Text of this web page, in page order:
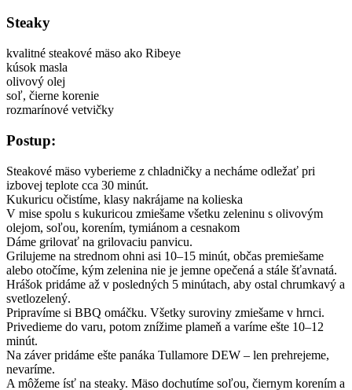
Steaky
kvalitné steakové mäso ako Ribeye
kúsok masla
olivový olej
soľ, čierne korenie
rozmarínové vetvičky
Postup:
Steakové mäso vyberieme z chladničky a necháme odležať pri
izbovej teplote cca 30 minút.
Kukuricu očistíme, klasy nakrájame na kolieska
V mise spolu s kukuricou zmiešame všetku zeleninu s olivovým
olejom, soľou, korením, tymiánom a cesnakom
Dáme grilovať na grilovaciu panvicu.
Grilujeme na strednom ohni asi 10–15 minút, občas premiešame
alebo otočíme, kým zelenina nie je jemne opečená a stále šťavnatá.
Hrášok pridáme až v posledných 5 minútach, aby ostal chrumkavý a
svetlozelený.
Pripravíme si BBQ omáčku. Všetky suroviny zmiešame v hrnci.
Privedieme do varu, potom znížime plameň a varíme ešte 10–12
minút.
Na záver pridáme ešte panáka Tullamore DEW – len prehrejeme,
nevaríme.
A môžeme ísť na steaky. Mäso dochutíme soľou, čiernym korením a